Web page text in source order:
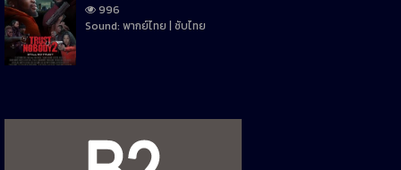
996
Sound: พากย์ไทย | ซับไทย